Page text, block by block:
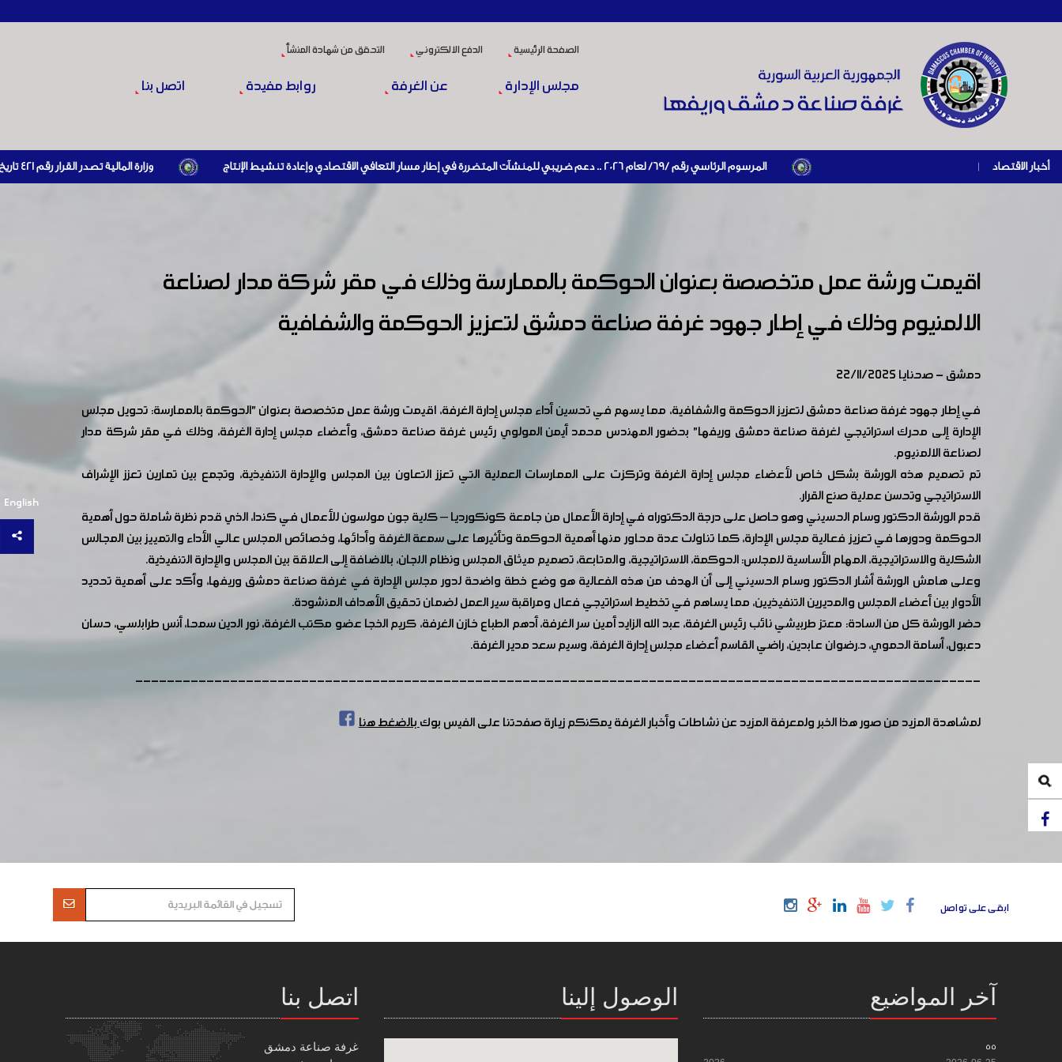
الصفحة الرئيسية الدفع الالكتروني التحقق من شهادة المنشأ
مجلس الإدارة عن الغرفة روابط مفيدة اتصل بنا
أخبار الاقتصاد | المرسوم الرئاسي رقم /69/ لعام 2026 .. دعم ضريبي للمنشآت المتضررة في إطار مسار التعافي الاقتصادي وإعادة تنشيط الإنتاج وزارة المالية تصدر القرار رقم 421 تاريخ 24/3/2026 المتضمن الزام المستوردين بإبراز براءة ذمة مالية سارية صادرة عن الهيئة العامة للضرائب والرسوم أو مديرياتها عند القيام بعمليات الاستيراد
English
اقيمت ورشة عمل متخصصة بعنوان الحوكمة بالممارسة وذلك في مقر شركة مدار لصناعة
الالمنيوم وذلك في إطار جهود غرفة صناعة دمشق لتعزيز الحوكمة والشفافية
دمشق - صحنايا 22/11/2025
في إطار جهود غرفة صناعة دمشق لتعزيز الحوكمة والشفافية، مما يسهم في تحسين أداء مجلس إدارة الغرفة، اقيمت ورشة عمل متخصصة بعنوان "الحوكمة بالممارسة: تحويل مجلس
الإدارة إلى محرك استراتيجي لغرفة صناعة دمشق وريفها" بحضور المهندس محمد أيمن المولوي رئيس غرفة صناعة دمشق، وأعضاء مجلس إدارة الغرفة، وذلك في مقر شركة مدار
لصناعة الالمنيوم.
تم تصميم هذه الورشة بشكل خاص لأعضاء مجلس إدارة الغرفة وتركزت على الممارسات العملية التي تعزز التعاون بين المجلس والإدارة التنفيذية، وتجمع بين تمارين تعزز الإشراف
الاستراتيجي وتحسن عملية صنع القرار.
قدم الورشة الدكتور وسام الحسيني وهو حاصل على درجة الدكتوراه في إدارة الأعمال من جامعة كونكورديا – كلية جون مولسون للأعمال في كندا، الذي قدم نظرة شاملة حول أهمية
الحوكمة ودورها في تعزيز فعالية مجلس الإدارة، كما تناولت عدة محاور منها أهمية الحوكمة وتأثيرها على سمعة الغرفة وأدائها، وخصائص المجلس عالي الأداء والتمييز بين المجالس
الشكلية والاستراتيجية، المهام الأساسية للمجلس: الحوكمة، الاستراتيجية، والمتابعة، تصميم ميثاق المجلس ونظام اللجان، بالاضافة إلى العلاقة بين المجلس والإدارة التنفيذية.
وعلى هامش الورشة أشار الدكتور وسام الحسيني إلى أن الهدف من هذه الفعالية هو وضع خطة واضحة لدور مجلس الإدارة في غرفة صناعة دمشق وريفها، وأكد على أهمية تحديد
الأدوار بين أعضاء المجلس والمديرين التنفيذيين، مما يساهم في تخطيط استراتيجي فعال ومراقبة سير العمل لضمان تحقيق الأهداف المنشودة.
حضر الورشة كل من السادة: معتز طربيشي نائب رئيس الغرفة، عبد الله الزايد أمين سر الغرفة، أدهم الطباع خازن الغرفة، كريم الخجا عضو مكتب الغرفة، نور الدين سمحا، أنس طرابلسي، حسان
دعبول، أسامة الحموي، د.رضوان عابدين، راضي القاسم أعضاء مجلس إدارة الغرفة، وسيم سعد مدير الغرفة.
-----------------------------------------------------------------------------------------------------------
لمشاهدة المزيد من صور هذا الخبر ولمعرفة المزيد عن نشاطات وأخبار الغرفة يمكنكم زيارة صفحتنا على الفيس بوكبالضغط هنا
ابقى على تواصل
آخر المواضيع
55
الوصول إلينا اتصل بنا
غرفة صناعة دمشق